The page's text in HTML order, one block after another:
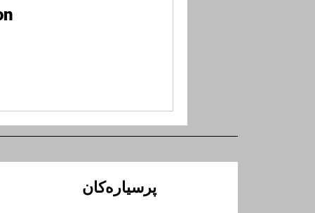
پرسیارەکان